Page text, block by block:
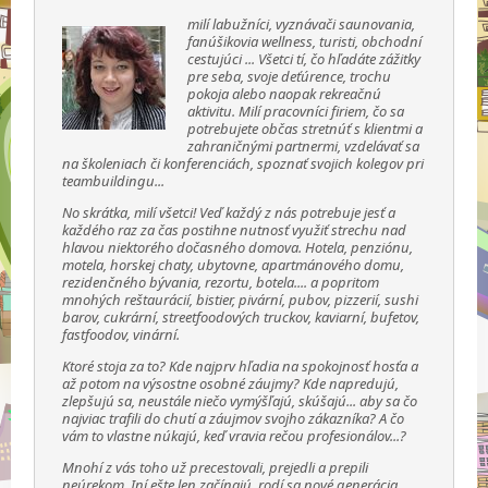
milí labužníci, vyznávači saunovania,
fanúšikovia wellness, turisti, obchodní
cestujúci ... Všetci tí, čo hľadáte zážitky
pre seba, svoje deťúrence, trochu
pokoja alebo naopak rekreačnú
aktivitu. Milí pracovníci firiem, čo sa
potrebujete občas stretnúť s klientmi a
zahraničnými partnermi, vzdelávať sa
na školeniach či konferenciách, spoznať svojich kolegov pri
teambuildingu...
No skrátka, milí všetci! Veď každý z nás potrebuje jesť a
každého raz za čas postihne nutnosť využiť strechu nad
hlavou niektorého dočasného domova. Hotela, penziónu,
motela, horskej chaty, ubytovne, apartmánového domu,
rezidenčného bývania, rezortu, botela.... a popritom
mnohých reštaurácií, bistier, pivární, pubov, pizzerií, sushi
barov, cukrární, streetfoodových truckov, kaviarní, bufetov,
fastfoodov, vinární.
Ktoré stoja za to? Kde najprv hľadia na spokojnosť hosťa a
až potom na výsostne osobné záujmy? Kde napredujú,
zlepšujú sa, neustále niečo vymýšľajú, skúšajú... aby sa čo
najviac trafili do chutí a záujmov svojho zákazníka? A čo
vám to vlastne núkajú, keď vravia rečou profesionálov...?
Mnohí z vás toho už precestovali, prejedli a prepili